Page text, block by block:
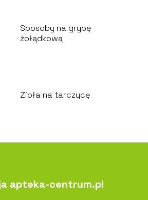
Sposoby na grypę
żołądkową
Zioła na tarczycę
apteka-centrum.pl